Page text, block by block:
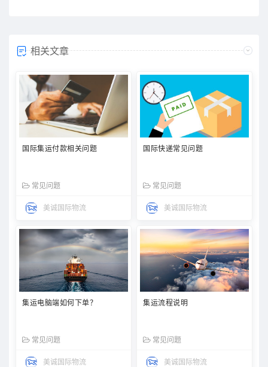
相关文章
国际集运付款相关问题
常见问题
美诚国际物流
国际快递常见问题
常见问题
美诚国际物流
集运电脑端如何下单？
常见问题
美诚国际物流
集运流程说明
常见问题
美诚国际物流